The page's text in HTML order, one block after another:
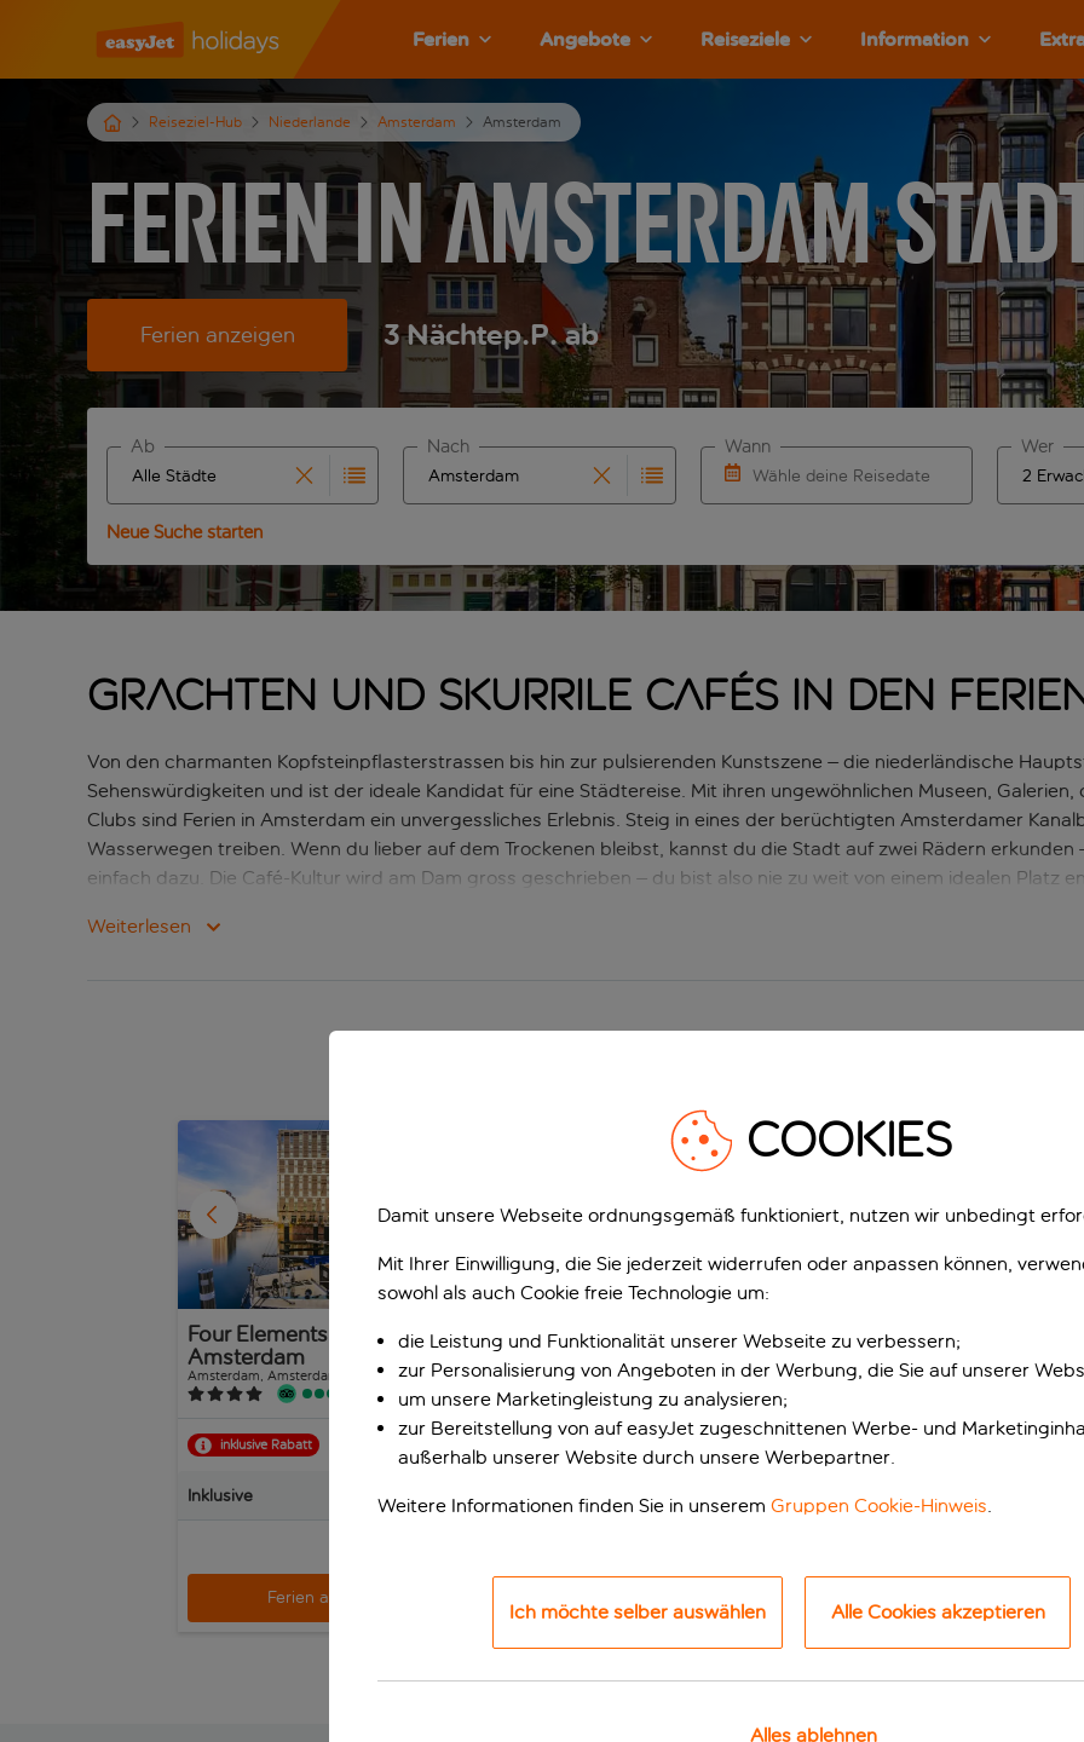
Ferien Angebote Reiseziele Information
Reiseziel-Hub Niederlande Amsterdam Amsterdam
Ferien in Amsterdam
Ferien anzeigen 3Nächtep.P. ab
Beginne mit der Eingabe für die automatische Vervollständigung. Wenn für den Herkunftsflughafen
Ab
Beginne mit der Eingabe für die automatische Vervollständigung. Wenn
Nach
Wähle deine Reisedaten
Wann Wer
Neue Suche starten
Grachten und skurrile Cafés in den
Von den charmanten Kopfsteinpflasterstrassen bis hin zur pulsierenden Kunstszene – die niederländische
Sehenswürdigkeiten und ist der ideale Kandidat für eine Städtereise. Mit ihren ungewöhnlichen Museen,
Clubs sind Ferien in Amsterdam ein unvergessliches Erlebnis. Steig in eines der berüchtigten Amsterdamer
Wasserwegen treiben. Wenn du lieber auf dem Trockenen bleibst, kannst du die Stadt auf zwei Rädern
einfach dazu. Die Café-Kultur wird am Dam gross geschrieben – du bist also nie zu weit von einem idealen Platz
über die hiesigen Gemeinschaften.
Weiterlesen
Four Elements Hotel
Amsterdam
Amsterdam, Amsterdam, Niederlande
219 Bewertungen
inklusive Rabatt
Inklusive
Ferien anzeigen
1 10
Hotel Van De Vijsel
Amsterdam, Amsterdam, Niederlande
596 Bewertungen
Inklusive
Inntel Hotels Amsterdam
Zaandam
Amsterdam, Amsterdam, Niederlande
Inklusive
COOKIES
Damit unsere Webseite ordnungsgemäß funktioniert, nutzen wir unbedingt
Mit Ihrer Einwilligung, die Sie jederzeit widerrufen oder anpassen können,
sowohl als auch Cookie freie Technologie um:
die Leistung und Funktionalität unserer Webseite zu verbessern;
zur Personalisierung von Angeboten in der Werbung, die Sie auf unserer
um unsere Marketingleistung zu analysieren;
zur Bereitstellung von auf easyJet zugeschnittenen Werbe- und
außerhalb unserer Website durch unsere Werbepartner.
Weitere Informationen finden Sie in unserem Gruppen Cookie-Hinweis.
Ich möchte selber auswählen Alle Cookies akzeptieren
Alles ablehnen